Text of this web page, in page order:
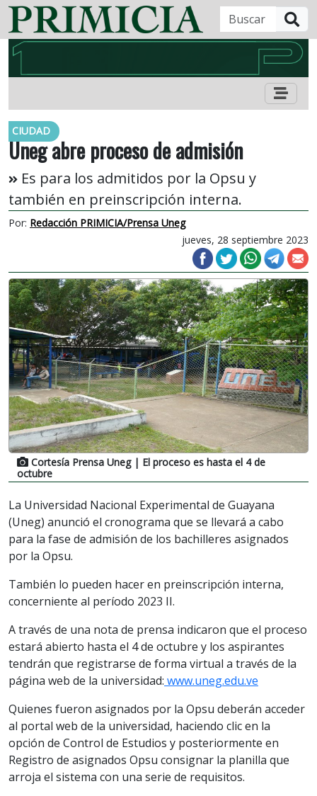
CIUDAD
Uneg abre proceso de admisión
Es para los admitidos por la Opsu y
también en preinscripción interna.
Por: Redacción PRIMICIA/Prensa Uneg
jueves, 28 septiembre 2023
Cortesía Prensa Uneg| El proceso es hasta el 4 de
octubre
La Universidad Nacional Experimental de Guayana
(Uneg) anunció el cronograma que se llevará a cabo
para la fase de admisión de los bachilleres asignados
por la Opsu.
También lo pueden hacer en preinscripción interna,
concerniente al período 2023 II.
A través de una nota de prensa indicaron que el proceso
estará abierto hasta el 4 de octubre y los aspirantes
tendrán que registrarse de forma virtual a través de la
página web de la universidad: www.uneg.edu.ve
Quienes fueron asignados por la Opsu deberán acceder
al portal web de la universidad, haciendo clic en la
opción de Control de Estudios y posteriormente en
Registro de asignados Opsu consignar la planilla que
arroja el sistema con una serie de requisitos.